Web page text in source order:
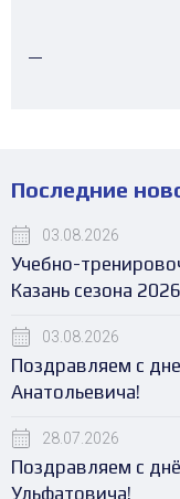
—
Последние
03.08.2026
Учебно-
Казань сезона
03.08.2026
Поздравляем с
Анатольевича!
28.07.2026
Поздравляем с
Ульфатовича!